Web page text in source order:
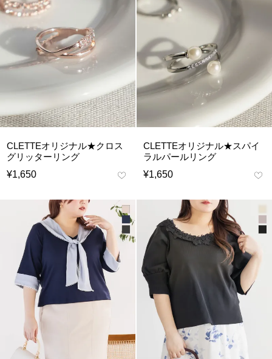
CLETTEオリジナル★クロス
グリッターリング
¥1,650
CLETTEオリジナル★スパイ
ラルパールリング
¥1,650